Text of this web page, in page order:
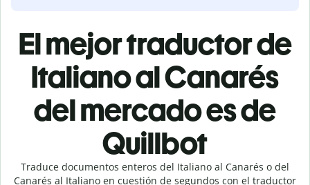
El mejor traductor de
Italiano al Canarés
del mercado es de
Quillbot
Traduce documentos enteros del Italiano al Canarés o del
Canarés al Italiano en cuestión de segundos con el traductor